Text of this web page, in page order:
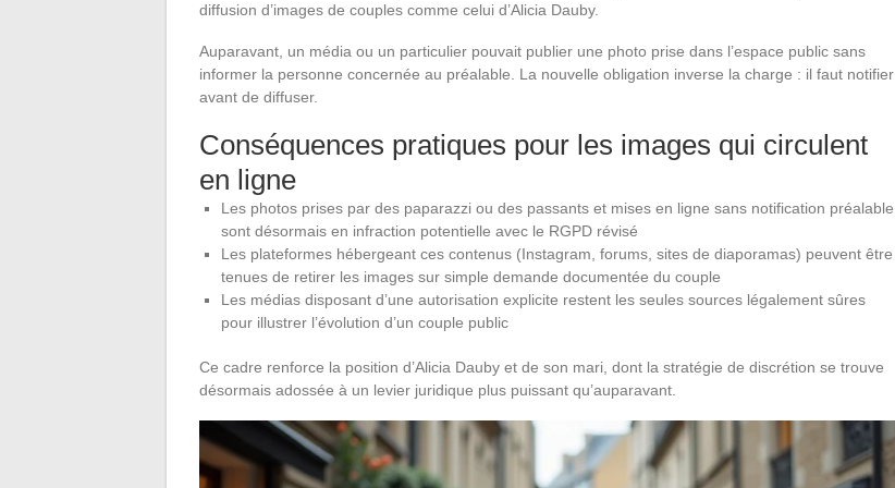
diffusion d’images de couples comme celui d’Alicia Dauby.
Auparavant, un média ou un particulier pouvait publier une photo prise dans l’espace public sans
informer la personne concernée au préalable. La nouvelle obligation inverse la charge : il faut notifier
avant de diffuser.
Conséquences pratiques pour les images qui circulent
en ligne
Les photos prises par des paparazzi ou des passants et mises en ligne sans notification préalable
sont désormais en infraction potentielle avec le RGPD révisé
Les plateformes hébergeant ces contenus (Instagram, forums, sites de diaporamas) peuvent être
tenues de retirer les images sur simple demande documentée du couple
Les médias disposant d’une autorisation explicite restent les seules sources légalement sûres
pour illustrer l’évolution d’un couple public
Ce cadre renforce la position d’Alicia Dauby et de son mari, dont la stratégie de discrétion se trouve
désormais adossée à un levier juridique plus puissant qu’auparavant.